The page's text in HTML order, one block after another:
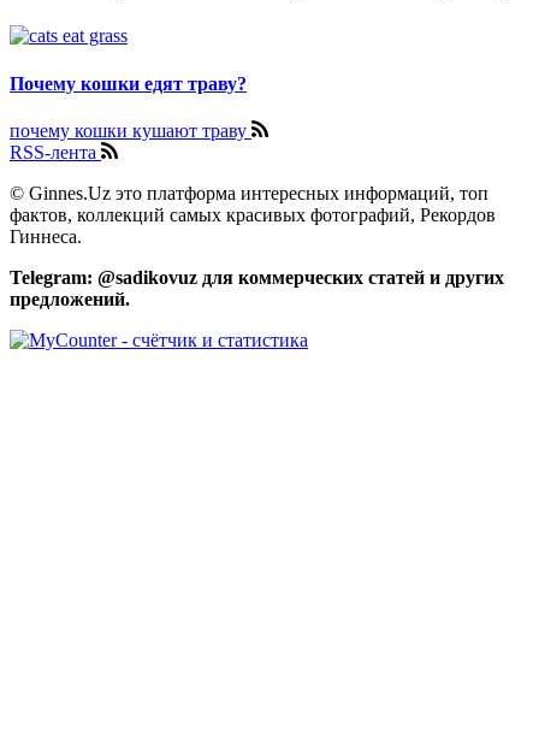
Почему кошки едят траву?
почему кошки кушают траву
RSS-лента
© Ginnes.Uz это платформа интересных информаций, топ
фактов, коллекций самых красивых фотографий, Рекордов
Гиннеса.
Telegram: @sadikovuz для коммерческих статей и других
предложений.